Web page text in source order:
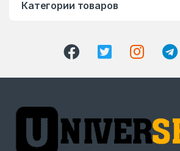
Категории товаров